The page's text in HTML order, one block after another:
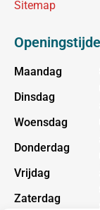
Sitemap
Maandag
Dinsdag
Woensdag
Donderdag
Vrijdag
Zaterdag